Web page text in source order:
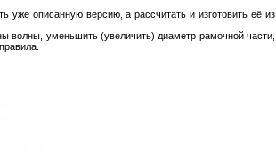
уже описанную версию, а рассчитать и изготовить её из
волны, уменьшить (увеличить) диаметр рамочной части,